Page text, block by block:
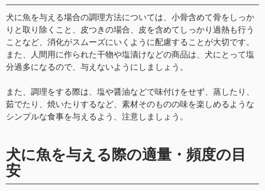
犬に魚を与える場合の調理方法については、小骨含めて骨をしっか
りと取り除くこと、皮つきの場合、皮を含めてしっかり過熱も行う
ことなど、消化がスムーズにいくように配慮することが大切です。
また、人間用に作られた干物や塩漬けなどの商品は、犬にとって塩
分過多になるので、与えないようにしましょう。
また、調理をする際は、塩や醤油などで味付けをせず、蒸したり、
茹でたり、焼いたりするなど、素材そのものの味を楽しめるような
シンプルな食事を与えるよう、注意しましょう。
犬に魚を与える際の適量・頻度の目
安